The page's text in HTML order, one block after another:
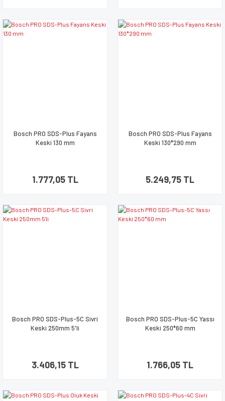
Bosch PRO SDS-Plus Fayans
Keski 130 mm
1.777,05 TL
Bosch PRO SDS-Plus Fayans
Keski 130*290 mm
5.249,75 TL
Bosch PRO SDS-Plus-5C Sivri
Keski 250mm 5'li
3.406,15 TL
Bosch PRO SDS-Plus-5C Yassı
Keski 250*60 mm
1.766,05 TL